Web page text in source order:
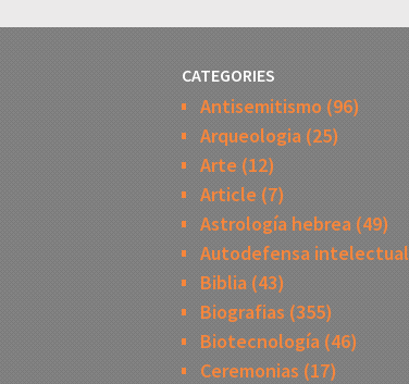
CATEGORIES
Antisemitismo (96)
Arqueologia (25)
Arte (12)
Article (7)
Astrología hebrea (49)
Autodefensa intelectual
Biblia (43)
Biografias (355)
Biotecnología (46)
Ceremonias (17)